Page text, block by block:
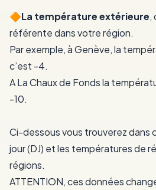
🔶️La température extérieure,
référente dans votre région.
Par exemple, à Genève, la
c’est -4.
A La Chaux de Fonds la
-10.
Ci-dessous vous trouverez dans
jour (DJ) et les températures de
régions.
ATTENTION, ces données